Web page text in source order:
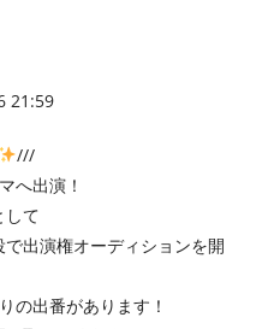
21:59
///
へ出演！
して
出演権オーディションを開
の出番があります！